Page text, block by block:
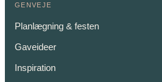
GENVEJE
Planlægning & festen
Gaveideer
Inspiration